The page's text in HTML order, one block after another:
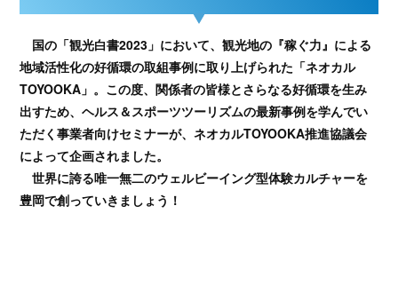
国の「観光白書2023」において、観光地の『稼ぐ力』による
地域活性化の好循環の取組事例に取り上げられた「ネオカル
TOYOOKA」。この度、関係者の皆様とさらなる好循環を生み
出すため、ヘルス＆スポーツツーリズムの最新事例を学んでい
ただく事業者向けセミナーが、ネオカルTOYOOKA推進協議会
によって企画されました。
世界に誇る唯一無二のウェルビーイング型体験カルチャーを
豊岡で創っていきましょう！